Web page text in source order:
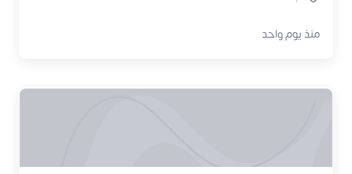
منذ يوم واحد